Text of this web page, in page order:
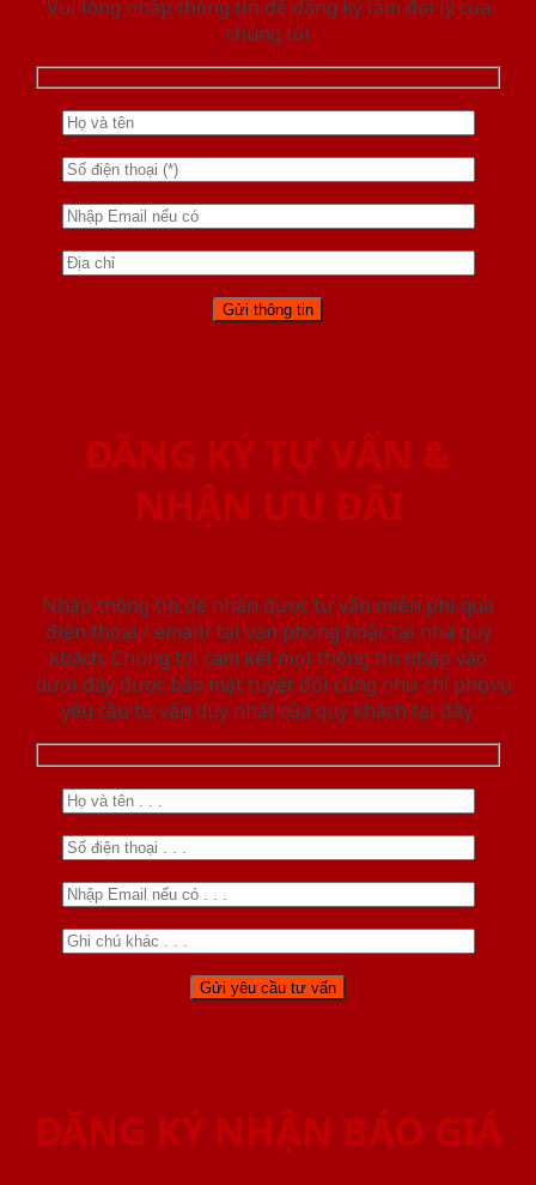
Vui lòng nhập thông tin để đăng ký làm đại lý của
chúng tôi
ĐĂNG KÝ TƯ VẤN &
NHẬN ƯU ĐÃI
Nhập thông tin để nhận được tư vấn miễn phí qua
điện thoại / email/ tại văn phòng hoặc tại nhà quý
khách. Chúng tôi cam kết mọi thông tin nhập vào
dưới đây được bảo mật tuyệt đối cũng như chỉ phục vụ
yêu cầu tư vấn duy nhất của quý khách tại đây.
ĐĂNG KÝ NHẬN BÁO GIÁ